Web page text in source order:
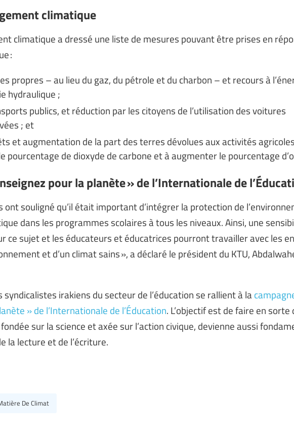
climatique
climatique a dressé une liste de mesures pouvant être prises en
:
propres – au lieu du gaz, du pétrole et du charbon – et recours à
hydraulique ;
publics, et réduction par les citoyens de l’utilisation des voitures
; et
et augmentation de la part des terres dévolues aux activités
pourcentage de dioxyde de carbone et à augmenter le pourcentage
pour la planète » de l’Internationale de
ont souligné qu’il était important d’intégrer la protection de
dans les programmes scolaires à tous les niveaux. Ainsi, une
ce sujet et les éducateurs et éducatrices pourront travailler avec les
et d’un climat sains », a déclaré le président du KTU,
syndicalistes irakiens du secteur de l’éducation se rallient à la
» de l’Internationale de l’Éducation. L’objectif est de faire en sorte
sur la science et axée sur l’action civique, devienne aussi
la lecture et de l’écriture.
De Climat